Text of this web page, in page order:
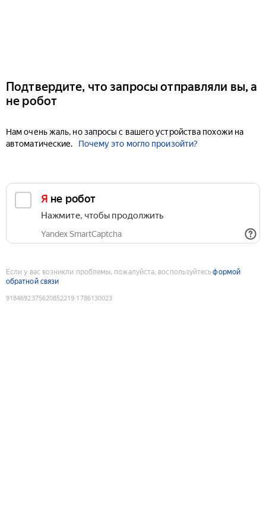
Подтвердите, что запросы отправляли вы, а
не робот
Нам очень жаль, но запросы с вашего устройства похожи на
автоматические.
Почему это могло произойти?
Я не робот
Нажмите, чтобы продолжить
Yandex SmartCaptcha
Если у вас возникли проблемы, пожалуйста, воспользуйтесьформой
обратной связи
9184692375620852219:1786130023